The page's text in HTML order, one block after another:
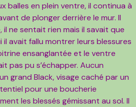
balles en plein ventre, il continua à
de plonger derrière le mur. Il
il ne sentait rien mais il savait que
avait fallu montrer leurs blessures
ensanglantée et le ventre
pas pu s’échapper. Aucun
grand Black, visage caché par un
pour une boucherie
les blessés gémissant au sol. Il